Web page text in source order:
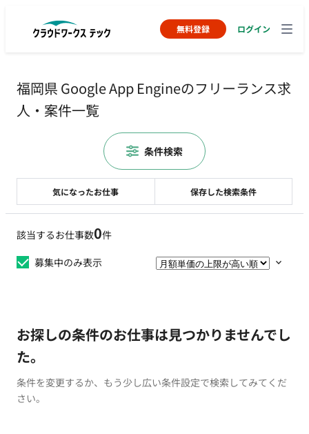
無料登録 ログイン
福岡県 Google App Engineのフリーランス求
人・案件一覧
該当するお仕事数0件
募集中のみ表示
お探しの条件のお仕事は見つかりませんでし
た。
条件を変更するか、もう少し広い条件設定で検索してみてくだ
さい。
気になったお仕事 保存した検索条件
条件検索